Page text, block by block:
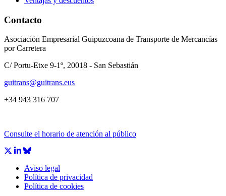
Contacto
Asociación Empresarial Guipuzcoana de Transporte de Mercancías
por Carretera
C/ Portu-Etxe 9-1º, 20018 - San Sebastián
guitrans@guitrans.eus
+34 943 316 707
Consulte el horario de atención al público
Aviso legal
Política de privacidad
Política de cookies
CÁMARA DE COMERCIO DE GIPUZKOA
COMISIÓN ASESORA DE MOVILIDAD DEL